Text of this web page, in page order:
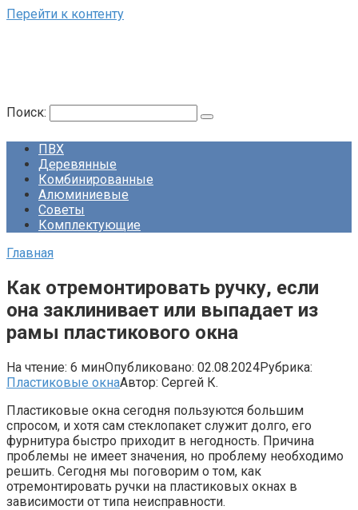
Перейти к контенту
Поиск:
ПВХ
Деревянные
Комбинированные
Алюминиевые
Советы
Комплектующие
Главная
Как отремонтировать ручку, если
она заклинивает или выпадает из
рамы пластикового окна
На чтение: 6 минОпубликовано: 02.08.2024Рубрика:
Пластиковые окнаАвтор: Сергей К.
Пластиковые окна сегодня пользуются большим
спросом, и хотя сам стеклопакет служит долго, его
фурнитура быстро приходит в негодность. Причина
проблемы не имеет значения, но проблему необходимо
решить. Сегодня мы поговорим о том, как
отремонтировать ручки на пластиковых окнах в
зависимости от типа неисправности.